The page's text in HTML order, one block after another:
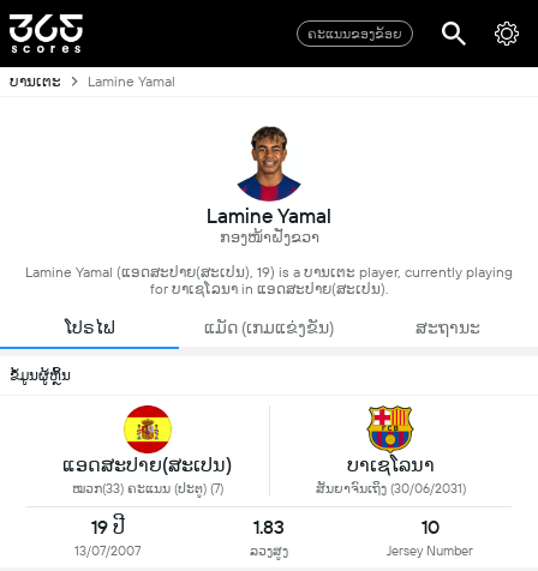
ຄະແນນຂອງຂ້ອຍ
ບານເຕະ Lamine Yamal
Lamine Yamal
ກອງໜ້າຝັ່ງຂວາ
Lamine Yamal (ແອດສະປາຍ​(ສະເປນ), 19) is a ບານເຕະ player, currently playing
for ບາເຊໂລນາ in ແອດສະປາຍ​(ສະເປນ).
ໂປຣໄຟ ແມັດ (ເກມແຂ່ງຂັນ) ສະຖານະ
ຂໍ້ມູນຜູ້ຫຼິ້ນ
ແອດສະປາຍ​(ສະເປນ)
ໝວກ(33) ຄະແນນ (ປະຕູ) (7)
ບາເຊໂລນາ
ສັນຍາຈົນເຖິງ (30/06/2031)
19 ປີ
13/07/2007
1.83
ລວງສູງ
10
Jersey Number